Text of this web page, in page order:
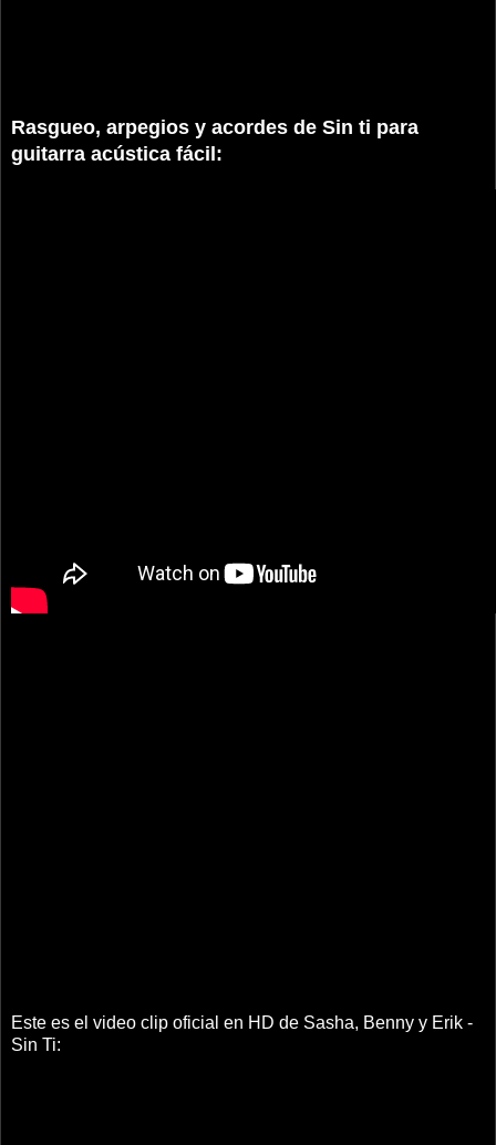
Rasgueo, arpegios y acordes de Sin ti para
guitarra acústica fácil:
Este es el video clip oficial en HD de Sasha, Benny y Erik -
Sin Ti: